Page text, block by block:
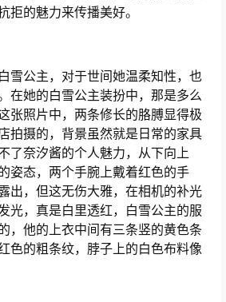
拒的魅力来传播美好。
雪公主，对于世间她温柔知性，也
在她的白雪公主装扮中，那是多么
张照片中，两条修长的胳膊显得极
拍摄的，背景虽然就是日常的家具
了奈汐酱的个人魅力，从下向上
姿态，两个手腕上戴着红色的手
出，但这无伤大雅，在相机的补光
光，真是白里透红，白雪公主的服
，他的上衣中间有三条竖的黄色条
色的粗条纹，脖子上的白色布料像